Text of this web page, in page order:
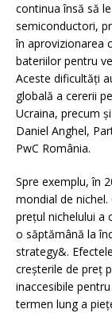
continua însă să
semiconductori,
în aprovizionarea
bateriilor pentru
Aceste dificultăți
globală a cererii
Ucraina, precum
Daniel Anghel,
PwC România.
Spre exemplu, în
mondial de
prețul nichelului a
o săptămână la
strategy&.
creșterile de preț
inaccesibile
termen lung a